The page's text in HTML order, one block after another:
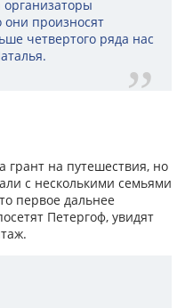
организаторы
они произносят
четвертого ряда нас
грант на путешествия, но
с несколькими семьями
первое дальнее
Петергоф, увидят